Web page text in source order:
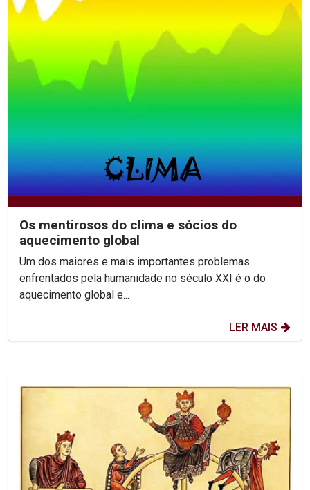
Os mentirosos do clima e sócios do
aquecimento global
Um dos maiores e mais importantes problemas
enfrentados pela humanidade no século XXI é o do
aquecimento global e...
LER MAIS